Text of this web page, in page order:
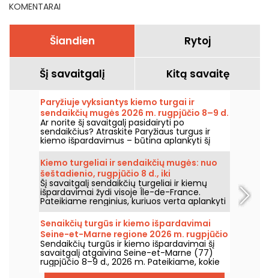
KOMENTARAI
Šiandien Rytoj
Šį savaitgalį Kitą savaitę
Paryžiuje vyksiantys kiemo turgai ir
sendaikčių mugės 2026 m. rugpjūčio 8–9 d.
– savaitgalio programa
Ar norite šį savaitgalį pasidairyti po
sendaikčius? Atraskite Paryžiaus turgus ir
kiemo išpardavimus – būtina aplankyti šį
šeštadienį, rugpjūčio 8 d., ir sekmadienį,
rugpjūčio 9 d., 2026 m., kad susigrąžintumėte
gerų sandorių ir įsigijimų.
Kiemo turgeliai ir sendaikčių mugės: nuo
šeštadienio, rugpjūčio 8 d., iki
sekmadienio, rugpjūčio 9 d., 2026 m.
Paryžiuje ir Île-de-France regione –
savaitgalio programa
Šį savaitgalį sendaikčių turgeliai ir kiemų
išpardavimai žydi visoje Île-de-France.
Pateikiame renginius, kuriuos verta aplankyti
šį šeštadienį 8-ąją ir sekmadienį 9-ąją
rugpjūčio 2026 m., ieškant senienų, dairantis
po stallus ir galbūt atrandant retą perlą.
Senaikčių turgūs ir kiemo išpardavimai
Seine-et-Marne regione 2026 m. rugpjūčio
8–9 d. – 77
Sendaikčių turgūs ir kiemo išpardavimai šį
savaitgalį atgaivina Seine-et-Marne (77)
rugpjūčio 8–9 d., 2026 m. Pateikiame, kokie
renginiai jūsų laukia!